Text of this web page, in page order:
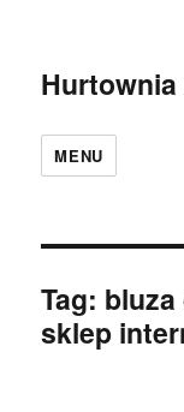
MENU
Tag:
sklep